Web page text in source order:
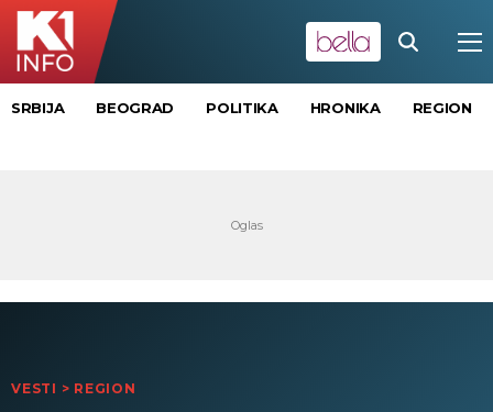
SRBIJA BEOGRAD POLITIKA HRONIKA REGION
VESTI > REGION